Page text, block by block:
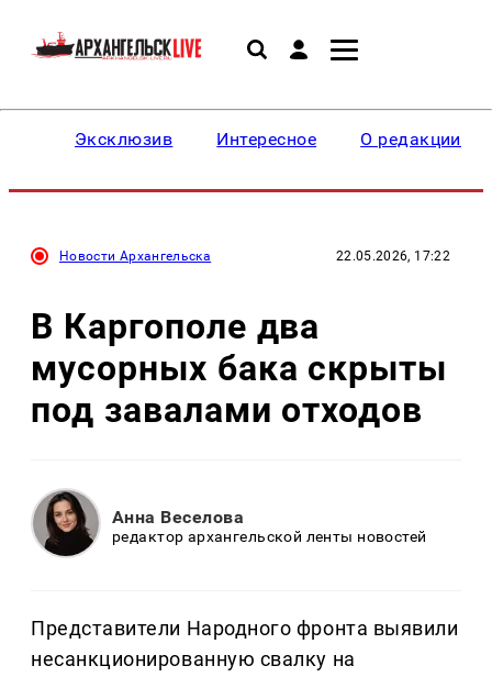
Эксклюзив Интересное О редакции
Новости Архангельска 22.05.2026, 17:22
В Каргополе два
мусорных бака скрыты
под завалами отходов
Анна Веселова
редактор архангельской ленты новостей
Представители Народного фронта выявили
несанкционированную свалку на